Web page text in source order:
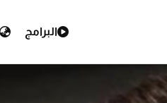
البرامج